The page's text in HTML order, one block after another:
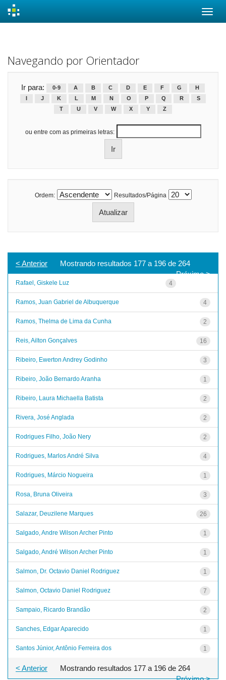
Navegando por Orientador
Ir para: 0-9 A B C D E F G
H
J K L M N O P Q R
S
T
U V W X Y Z
ou entre com as primeiras letras:
Ordem: Resultados/Página
Mostrando resultados 177 a 196 de 264
< Anterior
Próximo >
Rafael, Giskele Luz 4
Ramos, Juan Gabriel de Albuquerque 4
Ramos, Thelma de Lima da Cunha 2
Reis, Ailton Gonçalves 16
Ribeiro, Ewerton Andrey Godinho 3
Ribeiro, João Bernardo Aranha 1
Ribeiro, Laura Michaella Batista 2
Rivera, José Anglada 2
Rodrigues Filho, João Nery 2
Rodrigues, Marlos André Silva 4
Rodrigues, Márcio Nogueira 1
Rosa, Bruna Oliveira 3
Salazar, Deuzilene Marques 26
Salgado, Andre Wilson Archer Pinto 1
Salgado, André Wilson Archer Pinto 1
Salmon, Dr. Octavio Daniel Rodriguez 1
Salmon, Octavio Daniel Rodriguez 7
Sampaio, Ricardo Brandão 2
Sanches, Edgar Aparecido 1
Santos Júnior, Antônio Ferreira dos 1
Mostrando resultados 177 a 196 de 264
< Anterior